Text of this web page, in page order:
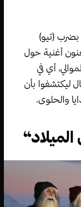
بضرب (تيو)
أغنية حول
أي في
ليكتشفوا بأن
والحلوى.